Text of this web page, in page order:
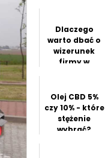
Dlaczego
warto dbać o
wizerunek
firmy w
Olej CBD 5%
czy 10% - które
stężenie
wybrać?